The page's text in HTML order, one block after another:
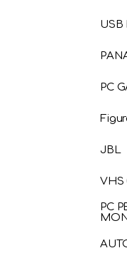
USB
PC
JBL
VHS
PC